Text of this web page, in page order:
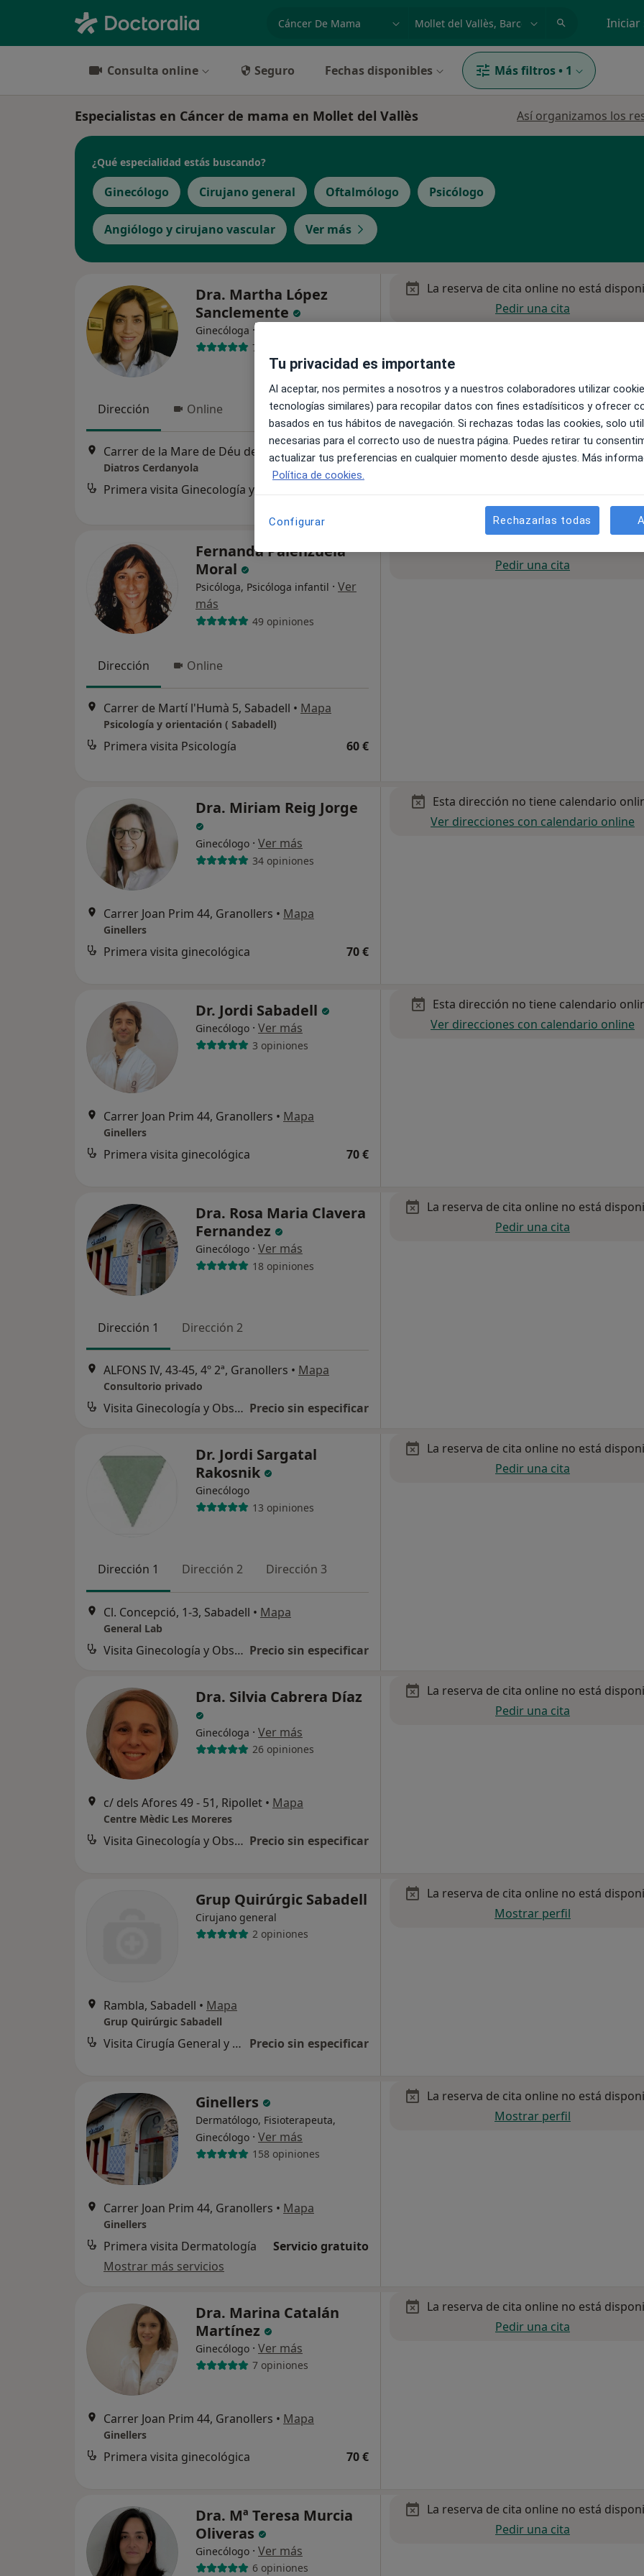
especialidad, enfermedad o nombre Iniciar
Consulta online Seguro Fechas disponibles Más filtros • 1
Especialistas en Cáncer de mama en Mollet del Vallès Así organizamos los
¿Qué especialidad estás buscando?
Ginecólogo Cirujano general Oftalmólogo Psicólogo
Angiólogo y cirujano vascular Ver más
Dra. Martha López
Sanclemente
Ginecóloga ·
76 opiniones
Dirección Online
Carrer de la Mare de Déu del Pilar 45, Cerdanyola del Vallès Mapa
Diatros Cerdanyola
La reserva de cita online no está
Pedir una cita
Fernanda Palenzuela
Moral
Psicóloga, Psicóloga infantil · Ver
más
49 opiniones
Dirección Online
Carrer de Martí l'Humà 5, Sabadell • Mapa
Psicología y orientación ( Sabadell)
Primera visita Psicología 60 €
Pedir una cita
Dra. Miriam Reig Jorge
Ginecólogo · Ver más
34 opiniones
Carrer Joan Prim 44, Granollers • Mapa
Ginellers
Primera visita ginecológica 70 €
Esta dirección no tiene calendario
Ver direcciones con calendario online
Dr. Jordi Sabadell
Ginecólogo · Ver más
3 opiniones
Carrer Joan Prim 44, Granollers • Mapa
Ginellers
Primera visita ginecológica 70 €
Esta dirección no tiene calendario
Ver direcciones con calendario online
Dra. Rosa Maria Clavera
Fernandez
Ginecólogo · Ver más
18 opiniones
Dirección 1 Dirección 2
ALFONS IV, 43-45, 4º 2ª, Granollers • Mapa
Consultorio privado
Visita Ginecología y Obstetricia Precio sin especificar
La reserva de cita online no está
Pedir una cita
Dr. Jordi Sargatal
Rakosnik
Ginecólogo
13 opiniones
Dirección 1 Dirección 2 Dirección 3
Cl. Concepció, 1-3, Sabadell • Mapa
General Lab
Visita Ginecología y Obstetricia Precio sin especificar
La reserva de cita online no está
Pedir una cita
Dra. Silvia Cabrera Díaz
Ginecóloga · Ver más
26 opiniones
c/ dels Afores 49 - 51, Ripollet • Mapa
Centre Mèdic Les Moreres
Visita Ginecología y Obstetricia Precio sin especificar
La reserva de cita online no está
Pedir una cita
Grup Quirúrgic Sabadell
Cirujano general
2 opiniones
Rambla, Sabadell • Mapa
Grup Quirúrgic Sabadell
Visita Cirugía General y Ap. Digestivo Precio sin especificar
La reserva de cita online no está
Mostrar perfil
Ginellers
Dermatólogo, Fisioterapeuta,
Ginecólogo · Ver más
158 opiniones
Carrer Joan Prim 44, Granollers • Mapa
Ginellers
Primera visita Dermatología
Servicio gratuito
Mostrar más servicios
La reserva de cita online no está
Mostrar perfil
Dra. Marina Catalán
Martínez
Ginecólogo · Ver más
7 opiniones
Carrer Joan Prim 44, Granollers • Mapa
Ginellers
Primera visita ginecológica 70 €
La reserva de cita online no está
Pedir una cita
Dra. Mª Teresa Murcia
Oliveras
Ginecólogo · Ver más
6 opiniones
La reserva de cita online no está
Pedir una cita
Tu privacidad es importante
Al aceptar, nos permites a nosotros y a nuestros colaboradores utilizar
tecnologías similares) para recopilar datos con fines estadísiticos y ofrecer
basados en tus hábitos de navegación. Si rechazas todas las cookies, solo
necesarias para el correcto uso de nuestra página. Puedes retirar tu
actualizar tus preferencias en cualquier momento desde ajustes. Más
Política de cookies.
Configurar Rechazarlas todas